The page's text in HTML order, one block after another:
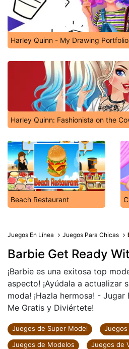
Harley Quinn - My Drawing Portfolio
Harley Quinn: Fashionista on the
Beach Restaurant
Juegos En Línea Juegos Para Chicas
Barbie Get Ready
¡Barbie es una exitosa top
aspecto! ¡Ayúdala a actualizar
moda! ¡Hazla hermosa! -
Me Gratis y Diviértete!
Juegos de Super Model
Juegos
Juegos de Modelos
Juegos de